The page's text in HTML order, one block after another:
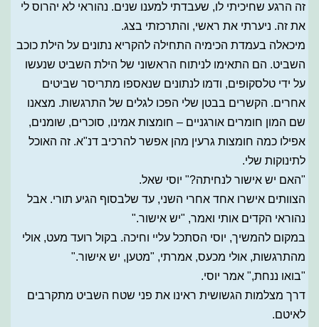
זה הרגע שחיכיתי לו, שעבדתי למענו שנים. נהוראי לא יהרוס לי
את זה. ניערתי את ראשי, והתרכזתי בצג.
מיכאלה בעמדת הכימיה התחילה להקריא נתונים על הילת כוכב
השביט. הם התאימו לניתוח הראשוני של הילת השביט שנעשו
על ידי טלסקופים, ודמו לנתונים שנאספו מתריסר שביטים
אחרים. הקשרים בבטן שלי הפכו לגלים של התרגשות. מצאנו
שם המון חומרים אורגניים – חומצות אמינו, סוכרים, שומנים,
אפילו כמה חומצות גרעין מהן אפשר להרכיב דנ"א. זה האוכל
לתינוקות שלי.
"האם יש אישור לנחיתה?" יוסי שאל.
הצוותים אישרו אחד אחרי השני, עד שלבסוף הגיע תורי. אבל
נהוראי הקדים אותי ואמר, "יש אישור."
במקום להמשיך, יוסי הסתכל עליי וחיכה. בקול רועד מעט, אולי
מהתרגשות, אולי מכעס, אמרתי, "מטען, יש אישור."
"בואו ננחת," אמר יוסי.
דרך מצלמות הגשושית ראינו את פני שטח השביט מתקרבים
לאיטם.